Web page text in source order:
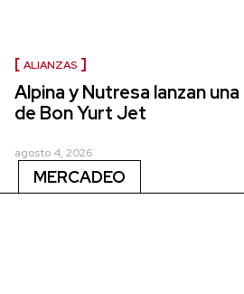
ALIANZAS
Alpina y Nutresa lanzan
de Bon Yurt Jet
agosto 4, 2026
MERCADEO